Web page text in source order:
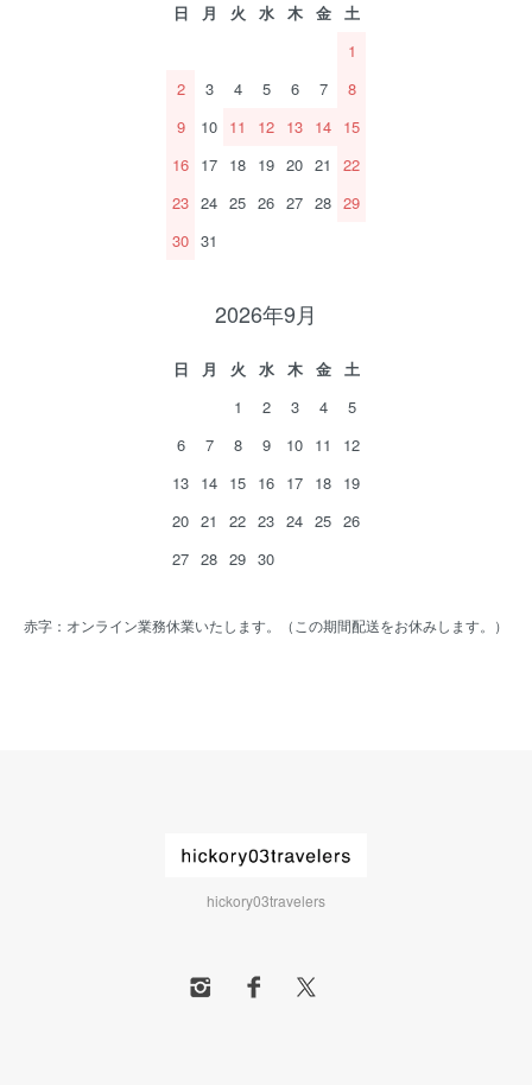
日 月 火 水 木 金
土
1
2
3 4 5 6 7
8
9
10 11 12 13 14 15
16 17 18 19 20 21
22
23 24 25 26 27 28 29
30 31
2026年9月
日 月 火 水 木 金
土
1
2 3 4
5
6
7 8 9 10 11
12
13 14 15 16 17 18 19
20 21 22 23 24 25 26
27 28 29 30
赤字：オンライン業務休業いたします。（この期間配送をお休みします。）
hickory03travelers